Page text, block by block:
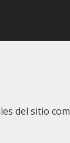
del sitio